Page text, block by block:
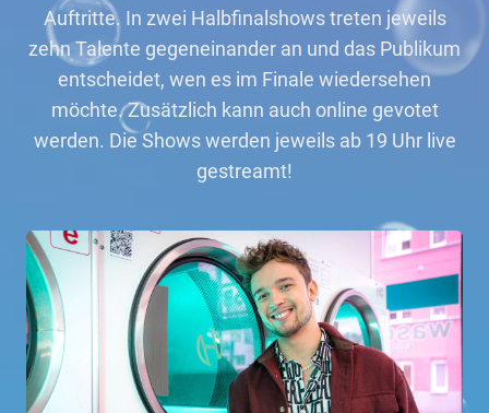
Auftritte. In zwei Halbfinalshows treten jeweils
zehn Talente gegeneinander an und das Publikum
entscheidet, wen es im Finale wiedersehen
möchte. Zusätzlich kann auch online gevotet
werden. Die Shows werden jeweils ab 19 Uhr live
gestreamt!